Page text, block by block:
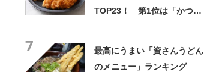
TOP23！ 第1位は「かつ
7
最高にうまい「資さんうどん
のメニュー」ランキング